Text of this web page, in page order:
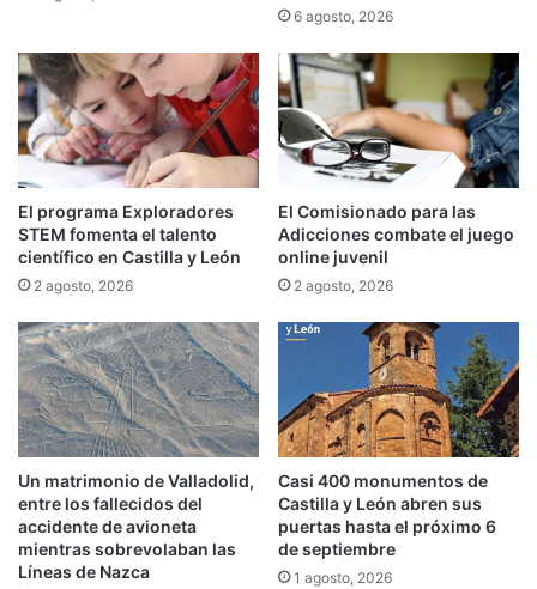
6 agosto, 2026
El programa Exploradores
STEM fomenta el talento
científico en Castilla y León
2 agosto, 2026
El Comisionado para las
Adicciones combate el juego
online juvenil
2 agosto, 2026
Un matrimonio de Valladolid,
entre los fallecidos del
accidente de avioneta
mientras sobrevolaban las
Líneas de Nazca
Casi 400 monumentos de
Castilla y León abren sus
puertas hasta el próximo 6
de septiembre
1 agosto, 2026